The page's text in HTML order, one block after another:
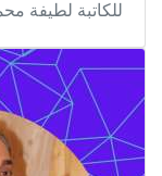
للكاتبة لطيفة